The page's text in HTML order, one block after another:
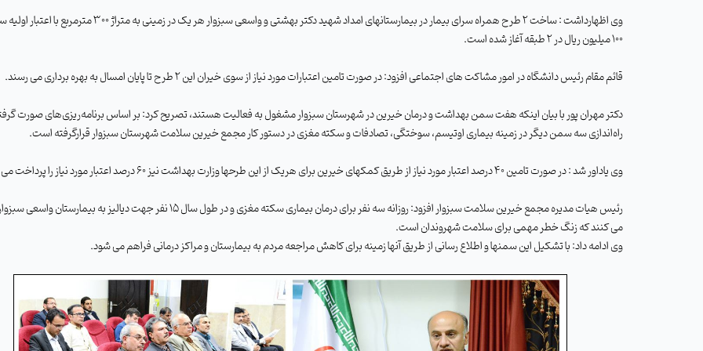
وی اظهارداشت : ساخت 2 طرح همراه سرای بیمار در بیمارستانهای امداد شهید دکتر بهشتی و واسعی سبزوار هر یک در
100 میلیون ریال در 2 طبقه آغاز شده است.
قائم مقام رئیس دانشگاه در امور مشاکت های اجتماعی افزود: در صورت تامین اعتبارات مورد نیاز از سوی خیران این 2 طرح تا پایان امسال به بهره برداری می رسند.
دکتر مهران پور با بیان اینکه هفت سمن بهداشت و درمان خیرین در شهرستان سبزوار مشغول به فعالیت هستند، تصریح کرد: بر اساس برنامه‌ریزی‌های صورت
راه‌اندازی سه سمن دیگر در زمینه بیماری اوتیسم، سوختگی، تصادفات و سکته مغزیدر دستور کار مجمع خیرین سلامت شهرستان سبزوار قرارگرفته است.
وی یاداور شد : در صورت تامین 40 درصد اعتبار مورد نیاز از طریق کمکهای خیرین برای هریک از این طرحها وزارت بهداشت نیز 60درصد اعتبار مورد نیاز را پرداخت
رئیس هیات مدیره مجمع خیرین سلامت سبزوار افزود: روزانه سه نفر برای درمان بیماری سکته مغزی و در طول سال 15 نفر جهت دیالیز به
می کنند که زنگ خطر مهمی برای سلامت شهروندان است.
وی ادامه داد: با تشکیل این سمنها و اطلاع رسانی از طریق آنها زمینه برای کاهش مراجعه مردم به بیمارستان و مراکز درمانی فراهم می شود.